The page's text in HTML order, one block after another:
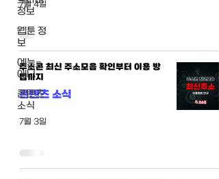
정보
웹툰 정
보
예능-
애니
콘텐츠
소식
7월 4일
주소콘 최신 주소모음 확인부터 이용 방
법까지
콘텐츠 소식
7월 3일